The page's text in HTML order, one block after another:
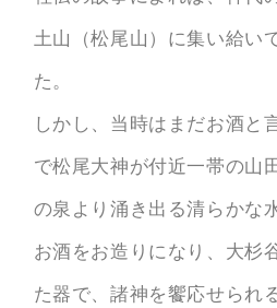
土山（松尾山）に集い給い
た。
しかし、当時はまだお酒と
で松尾大神が付近一帯の山
の泉より涌き出る清らかな
お酒をお造りになり、大杉
た器で、諸神を饗応せられ